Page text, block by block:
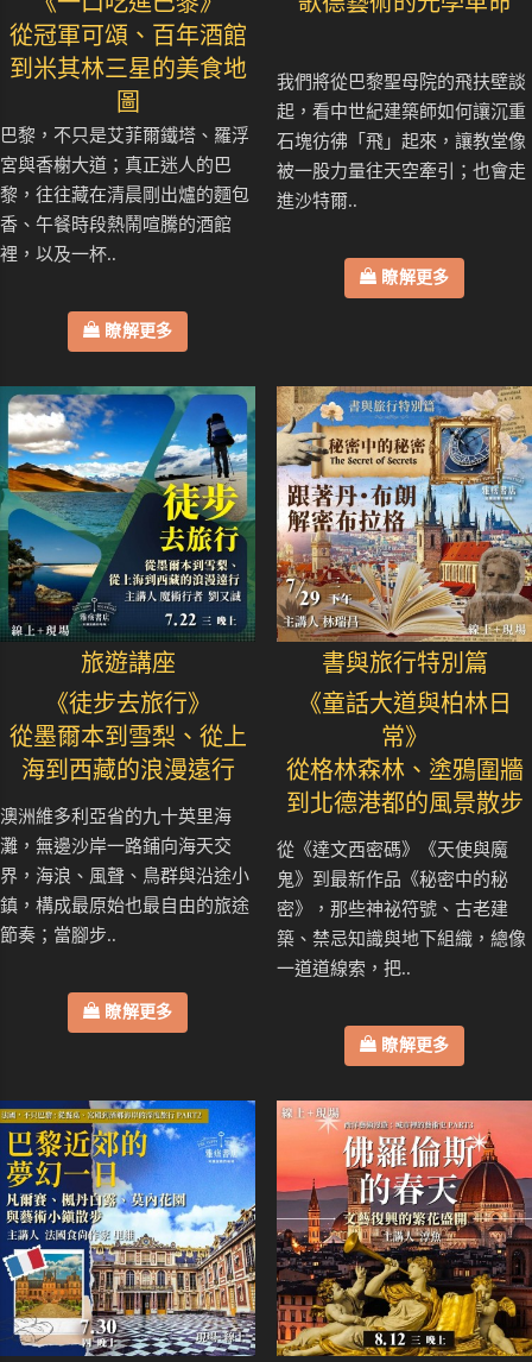
從冠軍可頌、百年酒館
到米其林三星的美食地
圖
巴黎，不只是艾菲爾鐵塔、羅浮
宮與香榭大道；真正迷人的巴
黎，往往藏在清晨剛出爐的麵包
香、午餐時段熱鬧喧騰的酒館
裡，以及一杯..
瞭解更多
我們將從巴黎聖母院的飛扶壁談
起，看中世紀建築師如何讓沉重
石塊彷彿「飛」起來，讓教堂像
被一股力量往天空牽引；也會走
進沙特爾..
瞭解更多
旅遊講座
《徒步去旅行》
從墨爾本到雪梨、從上
海到西藏的浪漫遠行
澳洲維多利亞省的九十英里海
灘，無邊沙岸一路鋪向海天交
界，海浪、風聲、鳥群與沿途小
鎮，構成最原始也最自由的旅途
節奏；當腳步..
瞭解更多
書與旅行特別篇
《童話大道與柏林日
常》
從格林森林、塗鴉圍牆
到北德港都的風景散步
從《達文西密碼》《天使與魔
鬼》到最新作品《秘密中的秘
密》，那些神祕符號、古老建
築、禁忌知識與地下組織，總像
一道道線索，把..
瞭解更多